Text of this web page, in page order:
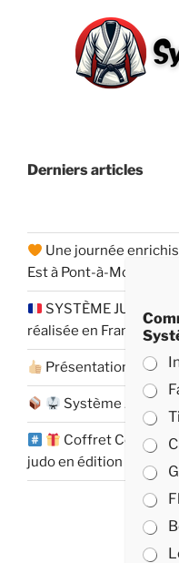
Derniers articles
Une journée
Est à Pont-à-Mousson
SYSTÈME JUDO –
réalisée en France
Présentation de
Système JUDO
Coffret Collector
judo en édition limitée